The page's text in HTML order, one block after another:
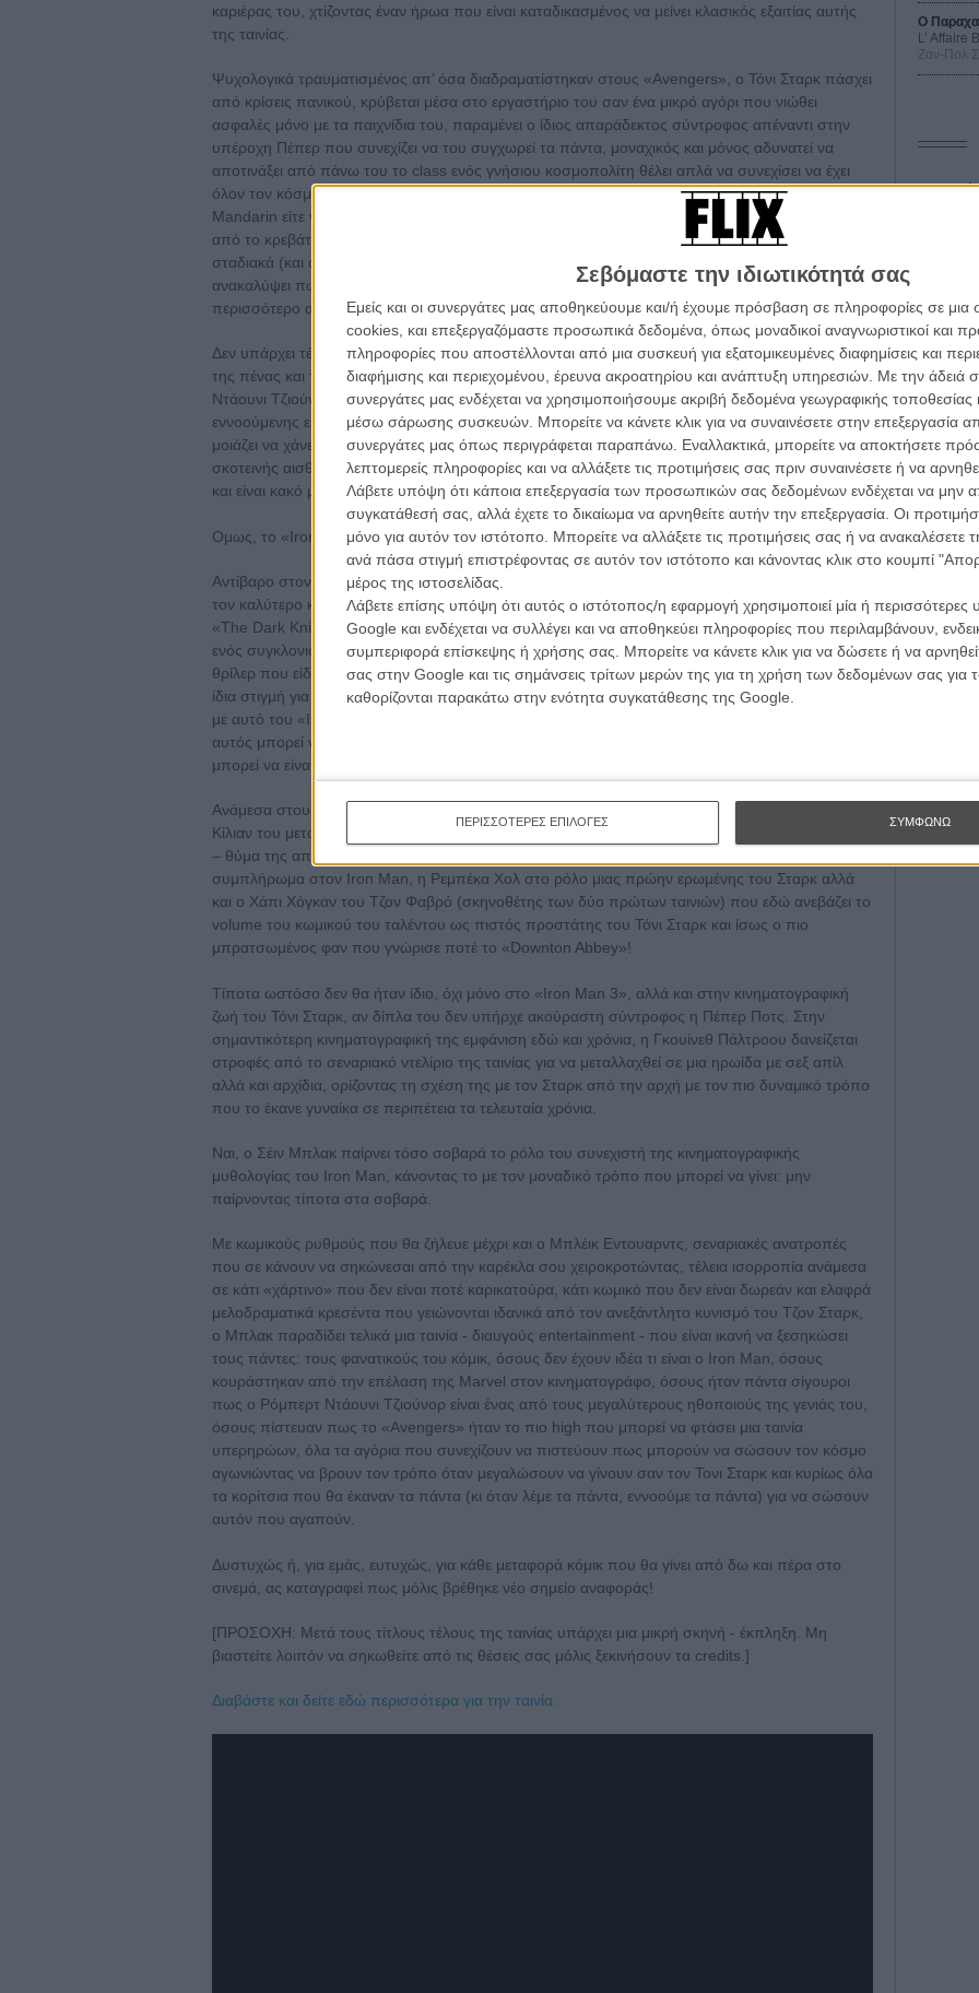
Σεβόμαστε την ιδιωτικότητά σας
Εμείς και οι συνεργάτες μας αποθηκεύουμε και/ή έχουμε πρόσβαση σε πληροφορίες σε
cookies, και επεξεργαζόμαστε προσωπικά δεδομένα, όπως μοναδικοί αναγνωριστικοί και
πληροφορίες που αποστέλλονται από μια συσκευή για εξατομικευμένες διαφημίσεις και
διαφήμισης και περιεχομένου, έρευνα ακροατηρίου και ανάπτυξη υπηρεσιών. Με την άδειά
συνεργάτες μας ενδέχεται να χρησιμοποιήσουμε ακριβή δεδομένα γεωγραφικής τοποθεσίας
μέσω σάρωσης συσκευών. Μπορείτε να κάνετε κλικ για να συναινέσετε στην επεξεργασία
συνεργάτες μας όπως περιγράφεται παραπάνω. Εναλλακτικά, μπορείτε να αποκτήσετε
λεπτομερείς πληροφορίες και να αλλάξετε τις προτιμήσεις σας πριν συναινέσετε ή να
Λάβετε υπόψη ότι κάποια επεξεργασία των προσωπικών σας δεδομένων ενδέχεται να μην
συγκατάθεσή σας, αλλά έχετε το δικαίωμα να αρνηθείτε αυτήν την επεξεργασία. Οι
μόνο για αυτόν τον ιστότοπο. Μπορείτε να αλλάξετε τις προτιμήσεις σας ή να ανακαλέσετε
ανά πάσα στιγμή επιστρέφοντας σε αυτόν τον ιστότοπο και κάνοντας κλικ στο κουμπί
μέρος της ιστοσελίδας.
Λάβετε επίσης υπόψη ότι αυτός ο ιστότοπος/η εφαρμογή χρησιμοποιεί μία ή περισσότερες
Google και ενδέχεται να συλλέγει και να αποθηκεύει πληροφορίες που περιλαμβάνουν,
συμπεριφορά επίσκεψης ή χρήσης σας. Μπορείτε να κάνετε κλικ για να δώσετε ή να
σας στην Google και τις σημάνσεις τρίτων μερών της για τη χρήση των δεδομένων σας
καθορίζονται παρακάτω στην ενότητα συγκατάθεσης της Google.
ΠΕΡΙΣΣΟΤΕΡΕΣ ΕΠΙΛΟΓΕΣ ΣΥΜΦΩΝΩ
καριέρας του, χτίζοντας έναν ήρωα που είναι καταδικασμένος να μείνει κλασικός εξαιτίας αυτής
της ταινίας.
Ψυχολογικά τραυματισμένος απ’ όσα διαδραματίστηκαν στους «Avengers», ο Τόνι Σταρκ πάσχει
από κρίσεις πανικού, κρύβεται μέσα στο εργαστήριο του σαν ένα μικρό αγόρι που νιώθει
ασφαλές μόνο με τα παιχνίδια του, παραμένει ο ίδιος απαράδεκτος σύντροφος απέναντι στην
υπέροχη Πέπερ που συνεχίζει να του συγχωρεί τα πάντα, μοναχικός και μόνος αδυνατεί να
αποτινάξει από πάνω του το class ενός γνήσιου κοσμοπολίτη θέλει απλά να συνεχίσει να έχει
όλον τον κόσμο στα πόδια του, είτε αυτό σημαίνει να σώσει τον κόσμο από την απειλή του
Mandarin είτε να διαφυλάξει ως αναφαίρετο δικαίωμα του πως – κατά το οι ωραίοι έχουν χρέη –
από το κρεβάτι του έχουν περάσει περισσότερες γυναίκες απ’ όσες θυμάται. Μόνο που
σταδιακά (και σε αυτό θα βοηθήσει το παιδί που «κυριολεκτικά» όλοι κρύβουμε μέσα μας), θα
ανακαλύψει πως οι αδυναμίες του μπορεί να είναι και αυτές που μπορούν να τον σώσουν
περισσότερο από οποιαδήποτε υπερηρωική δύναμη.
Δεν υπάρχει τέλος στο πόσο γλαφυρά έχει χτίσει το χαρακτήρα του Τόνι Σταρκ ο συνδυασμός
της πένας και της σκηνοθετικής λιτότητας του Σέιν με την συναρπαστική ερμηνεία του Ρόμπερτ
Ντάουνι Τζιούνορ σε μια non stop επίθεση πραγματικού χιούμορ και μιας (επιτέλους!) καλώς
εννοούμενης ελαφρότητας που τα τελευταία χρόνια, με τις ευλογίες του Κρίστοφερ Νόλαν,
μοιάζει να χάνεται από τις κινηματογραφικές διασκευές των κόμικ υπερηρώων προς όφελος μιας
σκοτεινής αισθητικής που απομυζεί ταινία με την ταινία κάθε πολύχρωμη και ποπ αναφορά, λες
και είναι κακό μια ταινία που βασίζεται σε κόμικ να παραμένει πιστή στην αρχική πηγή της.
Ομως, το «Iron Man 3» δεν εξαντλείται εκεί. Ή στην πραγματικότητα δεν εξαντλείται ποτέ.
Αντίβαρο στον Τόνι Σταρκ του Ρόμπερτ Ντάουνι Τζιούνορ, το «Iron Man 3» παίζει να διαθέτει
τον καλύτερο κακό στην ιστορία των κινηματογραφικών κόμικ (πάντα μετά τον Χιθ Λέτζερ του
«The Dark Knight»). Ο Mandarin του Μπεν Κίνγκσλεϊ δεν έρχεται μόνο με τη φόρα της ερμηνείας
ενός συγκλονιστικού ηθοποιού που μπορεί να είναι ήρωας του πιο τρομακτικού πολιτικού
θρίλερ που είδατε ποτέ και ταυτόχρονα πρωταγωνιστής ενός sitcom του prime time. Ερχεται την
ίδια στιγμή για να προσφέρει στον Τόνι Σταρκ έναν αντίπαλο που ζει στο ίδιο παράλογο σύμπαν
με αυτό του «Iron Man», φτιαγμένο από μάσκες, μηχανικά props και μια κοσμική προσμονή πως
αυτός μπορεί να είναι ο άνθρωπος που θα καταστρέψει τον κόσμο, όπως αντίστοιχα ο Iron Man
μπορεί να είναι ο σωτήρας του.
Ανάμεσα στους δύο βρίσκει ζωτικό χώρο για να αναδειχθεί και με το παραπάνω και ο Ολντριτς
Κίλιαν του μεταμορφωμένου ξανά Γκάι Πιρς σε μια στοιχειωτική φιγούρα ενός τρελού επιστήμονα
– θύμα της απόρριψης του Σταρκ και ο Στρατηγός Ρόουντς του Ντον Τσιντλ ως ένα ιδανικό
συμπλήρωμα στον Iron Man, η Ρεμπέκα Χολ στο ρόλο μιας πρώην ερωμένης του Σταρκ αλλά
και ο Χάπι Χόγκαν του Τζον Φαβρό (σκηνοθέτης των δύο πρώτων ταινιών) που εδώ ανεβάζει το
volume του κωμικού του ταλέντου ως πιστός προστάτης του Τόνι Σταρκ και ίσως ο πιο
μπρατσωμένος φαν που γνώρισε ποτέ το «Downton Abbey»!
Τίποτα ωστόσο δεν θα ήταν ίδιο, όχι μόνο στο «Iron Man 3», αλλά και στην κινηματογραφική
ζωή του Τόνι Σταρκ, αν δίπλα του δεν υπήρχε ακούραστη σύντροφος η Πέπερ Ποτς. Στην
σημαντικότερη κινηματογραφική της εμφάνιση εδώ και χρόνια, η Γκουίνεθ Πάλτροου δανείζεται
στροφές από το σεναριακό ντελίριο της ταινίας για να μεταλλαχθεί σε μια ηρωίδα με σεξ απίλ
αλλά και αρχίδια, ορίζοντας τη σχέση της με τον Σταρκ από την αρχή με τον πιο δυναμικό τρόπο
που το έκανε γυναίκα σε περιπέτεια τα τελευταία χρόνια.
Ναι, ο Σέιν Μπλακ παίρνει τόσο σοβαρά το ρόλο του συνεχιστή της κινηματογραφικής
μυθολογίας του Iron Man, κάνοντας το με τον μοναδικό τρόπο που μπορεί να γίνει: μην
παίρνοντας τίποτα στα σοβαρά.
Με κωμικούς ρυθμούς που θα ζήλευε μέχρι και ο Μπλέικ Εντουαρντς, σεναριακές ανατροπές
που σε κάνουν να σηκώνεσαι από την καρέκλα σου χειροκροτώντας, τέλεια ισορροπία ανάμεσα
σε κάτι «χάρτινο» που δεν είναι ποτέ καρικατούρα, κάτι κωμικό που δεν είναι δωρεάν και ελαφρά
μελοδραματικά κρεσέντα που γειώνονται ιδανικά από τον ανεξάντλητο κυνισμό του Τζον Σταρκ,
ο Μπλακ παραδίδει τελικά μια ταινία - διαυγούς entertainment - που είναι ικανή να ξεσηκώσει
τους πάντες: τους φανατικούς του κόμικ, όσους δεν έχουν ιδέα τι είναι ο Iron Man, όσους
κουράστηκαν από την επέλαση της Marvel στον κινηματογράφο, όσους ήταν πάντα σίγουροι
πως ο Ρόμπερτ Ντάουνι Τζιούνορ είναι ένας από τους μεγαλύτερους ηθοποιούς της γενιάς του,
όσους πίστευαν πως το «Avengers» ήταν το πιο high που μπορεί να φτάσει μια ταινία
υπερηρώων, όλα τα αγόρια που συνεχίζουν να πιστεύουν πως μπορούν να σώσουν τον κόσμο
αγωνιώντας να βρουν τον τρόπο όταν μεγαλώσουν να γίνουν σαν τον Τονι Σταρκ και κυρίως όλα
τα κορίτσια που θα έκαναν τα πάντα (κι όταν λέμε τα πάντα, εννοούμε τα πάντα) για να σώσουν
αυτόν που αγαπούν.
Δυστυχώς ή, για εμάς, ευτυχώς, για κάθε μεταφορά κόμικ που θα γίνει από δω και πέρα στο
σινεμά, ας καταγραφεί πως μόλις βρέθηκε νέο σημείο αναφοράς!
[ΠΡΟΣΟΧΗ: Μετά τους τίτλους τέλους της ταινίας υπάρχει μια μικρή σκηνή - έκπληξη. Μη
βιαστείτε λοιπόν να σηκωθείτε από τις θέσεις σας μόλις ξεκινήσουν τα credits.]
Διαβάστε και δείτε εδώ περισσότερα για την ταινία.
Ο
L’ Affaire
Ζαν-Πολ
Ο
10
τον
Εγγράψου
Θέλω